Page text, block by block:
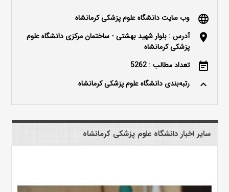
language وب سایت دانشگاه علوم پزشکی کرمانشاه
location_on
آدرس : بلوار شهید بهشتی - ساختمان مرکزی دانشگاه علوم
پزشکی کرمانشاه
event_note تعداد مطالب : 5262
keyboard_arrow_up رتبه‌بندی دانشگاه علوم پزشکی کرمانشاه
سایر اخبار دانشگاه علوم پزشکی کرمانشاه